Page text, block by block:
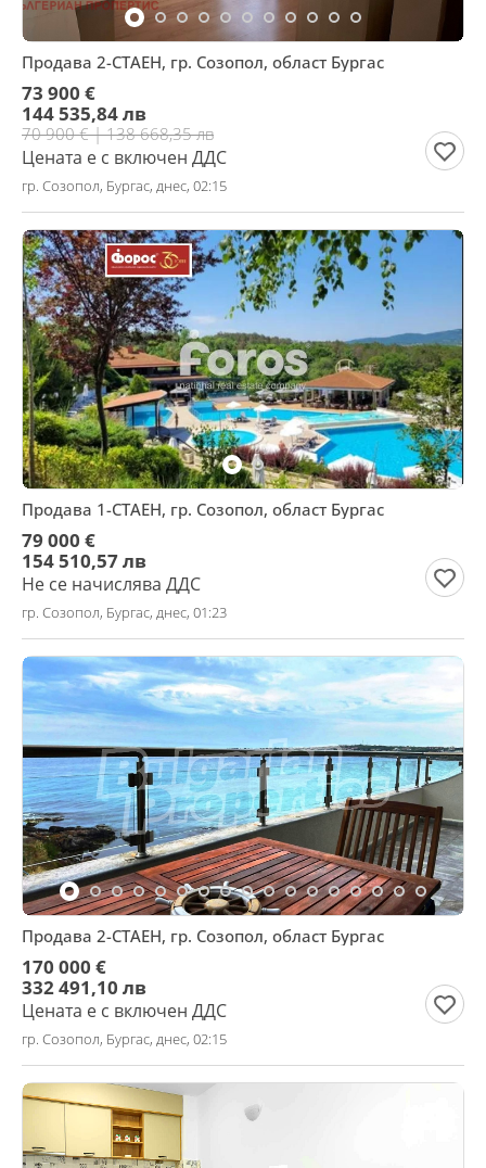
Продава 2-СТАЕН, гр. Созопол, област Бургас
73 900 €
144 535,84 лв
70 900 € | 138 668,35 лв
Цената е с включен ДДС
гр. Созопол, Бургас, днес, 02:15
Продава 1-СТАЕН, гр. Созопол, област Бургас
79 000 €
154 510,57 лв
Не се начислява ДДС
гр. Созопол, Бургас, днес, 01:23
Продава 2-СТАЕН, гр. Созопол, област Бургас
170 000 €
332 491,10 лв
Цената е с включен ДДС
гр. Созопол, Бургас, днес, 02:15